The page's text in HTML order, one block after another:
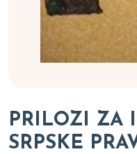
PRILOZI ZA
SRPSKE